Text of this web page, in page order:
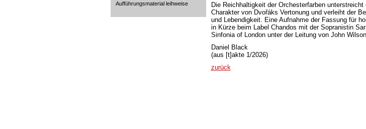
Aufführungsmaterial leihweise
Die Reichhaltigkeit der Orchesterfarben
Charakter von Dvořáks Vertonung und verleiht der
und Lebendigkeit. Eine Aufnahme der Fassung für
in Kürze beim Label Chandos mit der Sopranistin
Sinfonia of London unter der Leitung von John
Daniel Black
(aus [t]akte 1/2026)
zurück